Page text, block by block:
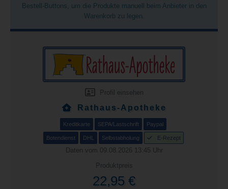
Bestell-Buttons, um die Produkte manuell beim Anbieter in den
Warenkorb zu legen.
Profil einsehen
Rathaus-Apotheke
Kreditkarte SEPA/Lastschrift Paypal
Botendienst DHL Selbstabholung E-Rezept
Daten vom 09.08.2026 13:45 Uhr
Produktpreis
22,95 €